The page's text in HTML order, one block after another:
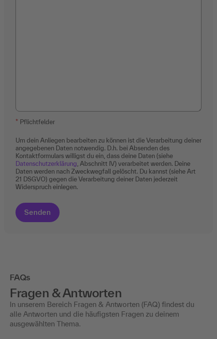
Pflichtfelder
Um dein Anliegen bearbeiten zu können ist die Verarbeitung deiner
angegebenen Daten notwendig. D.h. bei Absenden des
Kontaktformulars willigst du ein, dass deine Daten (siehe
Datenschutzerklärung , Abschnitt IV) verarbeitet werden. Deine
Daten werden nach Zweckwegfall gelöscht. Du kannst (siehe Art
21 DSGVO) gegen die Verarbeitung deiner Daten jederzeit
Widerspruch einlegen.
FAQs
Fragen & Antworten
In unserem Bereich Fragen & Antworten (FAQ) findest du
alle Antworten und die häufigsten Fragen zu deinem
ausgewählten Thema.